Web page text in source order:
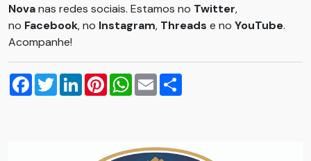
Novanas redes sociais. Estamos no Twitter,
no Facebook, no Instagram, Threads e no YouTube.
Acompanhe!
Facebook
TwitterLinkedInPinterestWhatsApp
Email